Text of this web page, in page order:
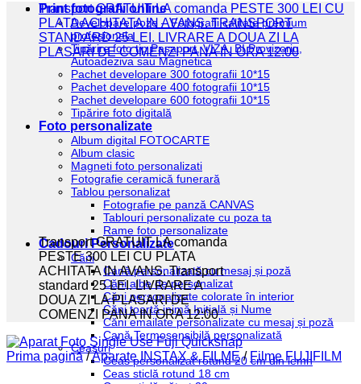
Print fotografii online
Developare poze – Fotografii calitate premium
profesionala
Tipărire foto tip Pașaport, VIZA, BI Provizoriu,
Autoadeziva sau Magnetica
Pachet developare 300 fotografii 10*15
Pachet developare 400 fotografii 10*15
Pachet developare 600 fotografii 10*15
Tipărire foto digitală
Foto personalizate
Album digital FOTOCARTE
Album clasic
Magneti foto personalizati
Fotografie ceramică funerară
Tablou personalizat
Fotografie pe panză CANVAS
Tablouri personalizate cu poza ta
Rame foto personalizate
Cadouri Personalizate
Căni
Cană personalizată cu mesaj și poză
Căni albe de personalizat
Căni personalizate colorate în interior
Căni toartă inimă Inițială și Nume
Căni emailate personalizate cu mesaj și poză
Cană Termosensibilă personalizată
Ceasuri
Ceas personalizat rotund 20 cm din lemn
Ceas sticlă rotund 18 cm
Transport GRATUIT LA comanda PESTE 300 LEI CU
PLATA ACHITATA IN AVANS. TRANSPORT
STANDARD 25 LEI. LIVRARE A DOUA ZI LA
PLASARI DE COMENZI PANA IN ORA 12:00
Transport GRATUIT LA comanda
PESTE 300 LEI CU PLATA
ACHITATA IN AVANS. Transport
standard 25 LEI. LIVRARE A
DOUA ZI LA PLASARI DE
COMENZI PANA IN ORA 12:00
Prima pagină /Aparate INSTAX & FILME / Filme FUJIFILM